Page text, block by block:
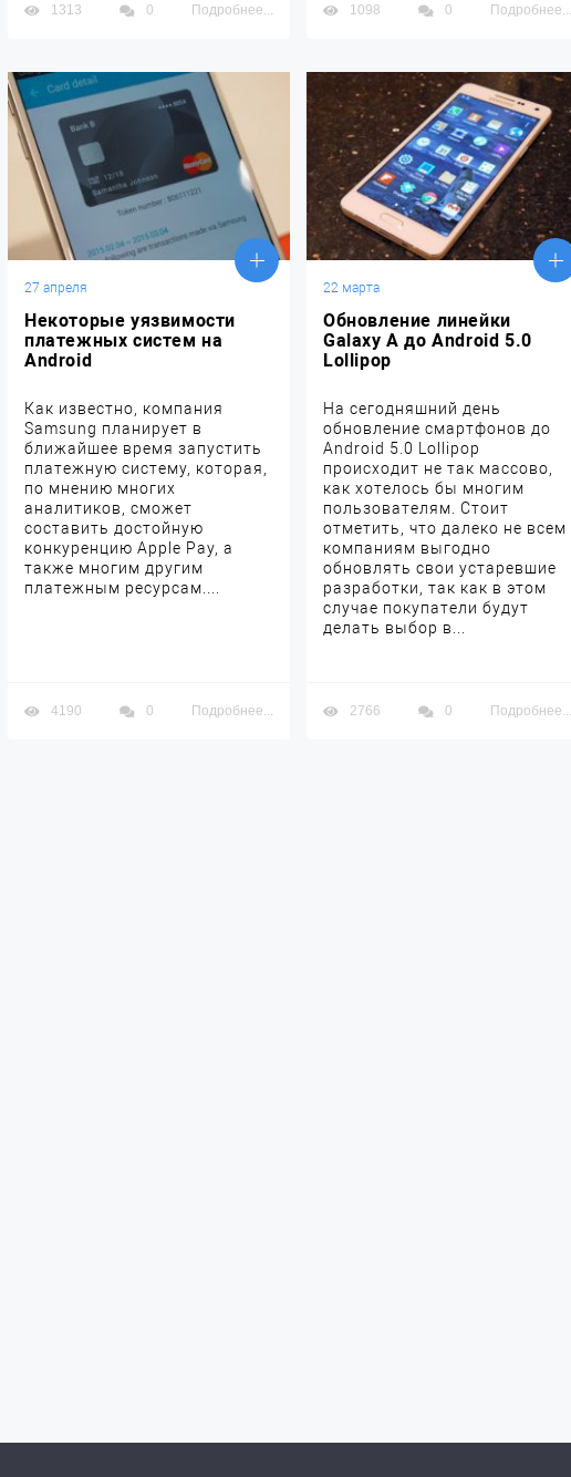
1313 0 Подробнее... 1098 0 Подробнее...
27 апреля
Некоторые уязвимости
платежных систем на
Android
Как известно, компания
Samsung планирует в
ближайшее время запустить
платежную систему, которая,
по мнению многих
аналитиков, сможет
составить достойную
конкуренцию Apple Pay, а
также многим другим
платежным ресурсам....
4190 0 Подробнее...
22 марта
Обновление линейки
Galaxy A до Android 5.0
Lollipop
На сегодняшний день
обновление смартфонов до
Android 5.0 Lollipop
происходит не так массово,
как хотелось бы многим
пользователям. Стоит
отметить, что далеко не всем
компаниям выгодно
обновлять свои устаревшие
разработки, так как в этом
случае покупатели будут
делать выбор в...
2766 0 Подробнее...